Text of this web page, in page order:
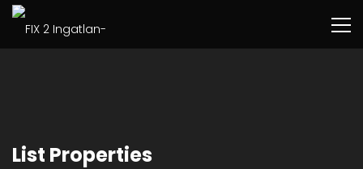
List Properties